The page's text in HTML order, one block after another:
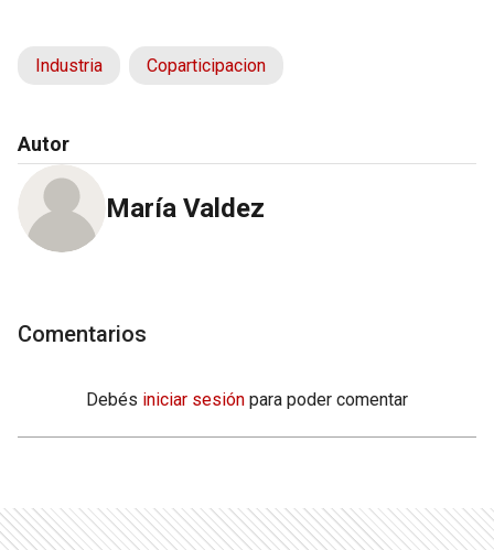
Industria Coparticipacion
Autor
María Valdez
Comentarios
Debés iniciar sesión para poder comentar